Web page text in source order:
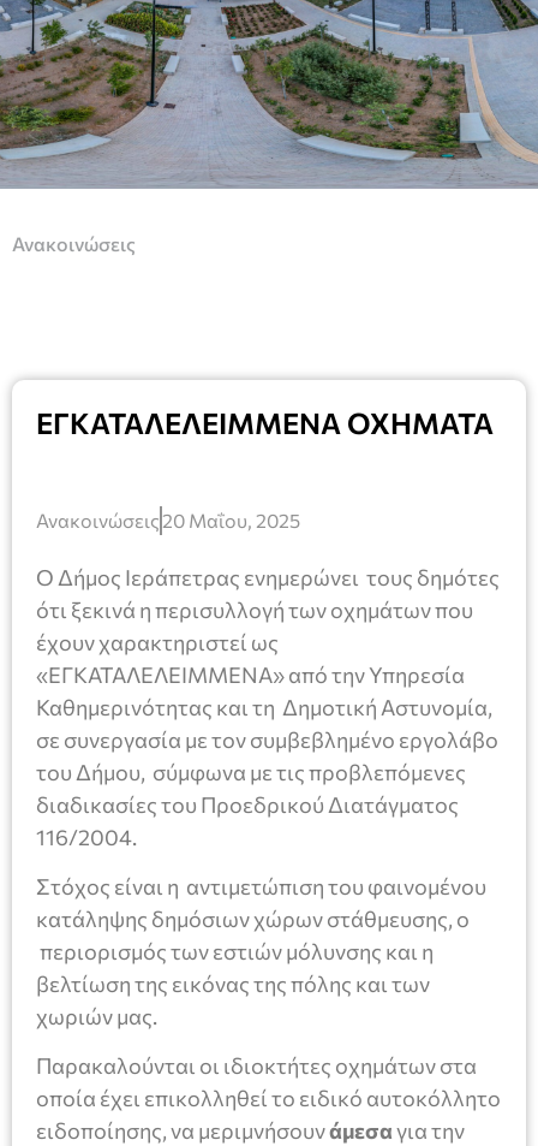
Ανακοινώσεις
ΕΓΚΑΤΑΛΕΛΕΙΜΜΕΝΑ ΟΧΗΜΑΤΑ
Ανακοινώσεις 20 Μαΐου, 2025
Ο Δήμος Ιεράπετρας ενημερώνει τους δημότες
ότι ξεκινά η περισυλλογή των οχημάτων που
έχουν χαρακτηριστεί ως
«ΕΓΚΑΤΑΛΕΛΕΙΜΜΕΝΑ» από την Υπηρεσία
Καθημερινότητας και τη Δημοτική Αστυνομία,
σε συνεργασία με τον συμβεβλημένο εργολάβο
του Δήμου, σύμφωνα με τις προβλεπόμενες
διαδικασίες του Προεδρικού Διατάγματος
116/2004.
Στόχος είναι η αντιμετώπιση του φαινομένου
κατάληψης δημόσιων χώρων στάθμευσης, ο
περιορισμός των εστιών μόλυνσης και η
βελτίωση της εικόνας της πόλης και των
χωριών μας.
Παρακαλούνται οι ιδιοκτήτες οχημάτων στα
οποία έχει επικολληθεί το ειδικό αυτοκόλλητο
ειδοποίησης, να μεριμνήσουνάμεσαγια την